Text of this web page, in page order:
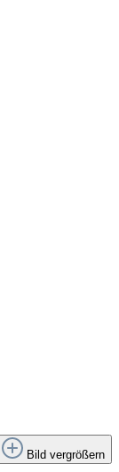
Bild vergrößern